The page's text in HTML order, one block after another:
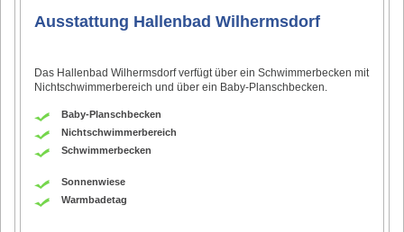
Ausstattung Hallenbad Wilhermsdorf
Das Hallenbad Wilhermsdorf verfügt über ein Schwimmerbecken mit
Nichtschwimmerbereich und über ein Baby-Planschbecken.
Baby-Planschbecken
Nichtschwimmerbereich
Schwimmerbecken
Sonnenwiese
Warmbadetag